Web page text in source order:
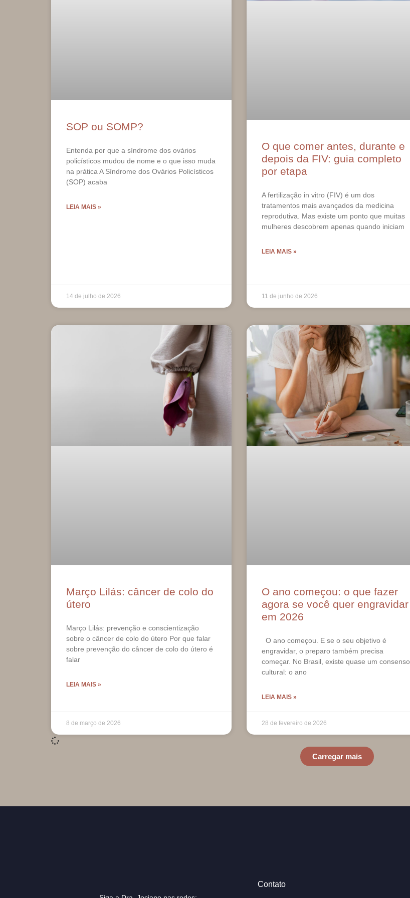
SOP ou SOMP?
Entenda por que a síndrome dos ovários
policísticos mudou de nome e o que isso muda
na prática A Síndrome dos Ovários Policísticos
(SOP) acaba
LEIA MAIS »
14 de julho de 2026
O que comer antes, durante e
depois da FIV: guia completo
por etapa
A fertilização in vitro (FIV) é um dos
tratamentos mais avançados da medicina
reprodutiva. Mas existe um ponto que muitas
mulheres descobrem apenas quando iniciam
LEIA MAIS »
11 de junho de 2026
Março Lilás: câncer de colo do
útero
Março Lilás: prevenção e conscientização
sobre o câncer de colo do útero Por que falar
sobre prevenção do câncer de colo do útero é
falar
LEIA MAIS »
8 de março de 2026
O ano começou: o que fazer
agora se você quer engravidar
em 2026
O ano começou. E se o seu objetivo é
engravidar, o preparo também precisa
começar. No Brasil, existe quase um consenso
cultural: o ano
LEIA MAIS »
28 de fevereiro de 2026
Carregar mais
Contato